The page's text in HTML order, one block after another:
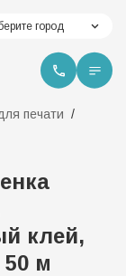
город
печати
клей,
50 м